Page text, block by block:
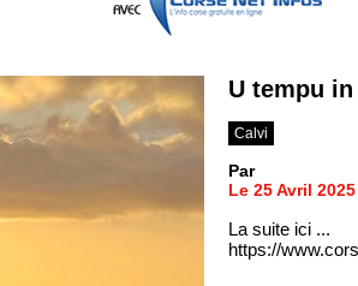
U tempu
Calvi
Par
Le 25 Avril 2025
La suite ici ...
https://